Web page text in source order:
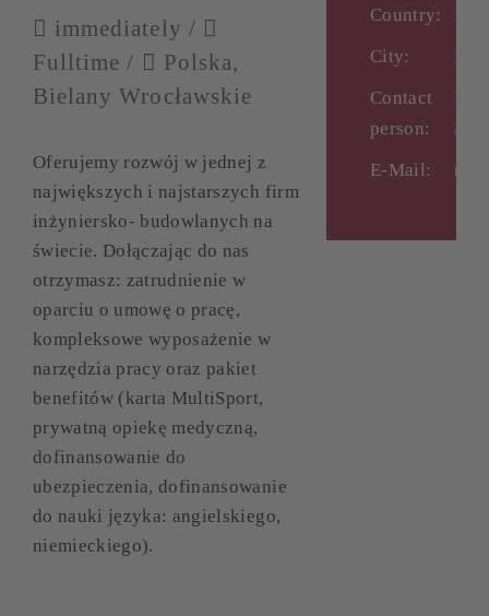
immediately /
Fulltime /
Polska,
Bielany Wrocławskie
Oferujemy rozwój w jednej z
największych i najstarszych firm
inżyniersko- budowlanych na
świecie. Dołączając do nas
otrzymasz: zatrudnienie w
oparciu o umowę o pracę,
kompleksowe wyposażenie w
narzędzia pracy oraz pakiet
benefitów (karta MultiSport,
prywatną opiekę medyczną,
dofinansowanie do
ubezpieczenia, dofinansowanie
do nauki języka: angielskiego,
niemieckiego).
Country:
City:
Contact
person:
Ms
E-Mail: